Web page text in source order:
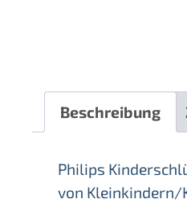
Beschreibung
Philips
von Kleinkindern/